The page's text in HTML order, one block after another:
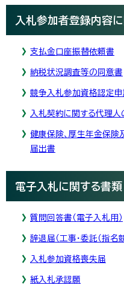
入札参加者登録内容
支払金口座振替依頼書
納税状況調査等の同意書
競争入札参加資格認定
入札契約に関する代理人
健康保険、厚生年金保険
届出書
電子入札に関する書類
質問回答書（電子入札用）
辞退届（工事・委託（指名
入札参加資格喪失届
紙入札承認願